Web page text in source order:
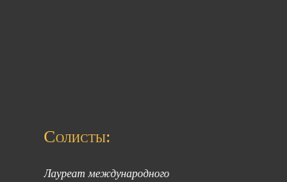
Солисты:
Лауреат международного